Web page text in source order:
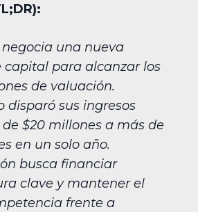
una nueva
capital para alcanzar los
de valuación.
disparó sus ingresos
$20 millones a más de
en un solo año.
busca financiar
clave y mantener el
frente a